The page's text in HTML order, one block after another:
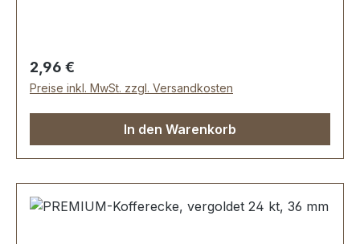
Regulärer Preis:
2,96 €
Preise inkl. MwSt. zzgl. Versandkosten
In den Warenkorb